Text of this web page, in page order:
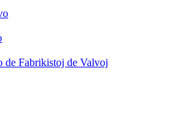
Fabrikistoj de Valvoj